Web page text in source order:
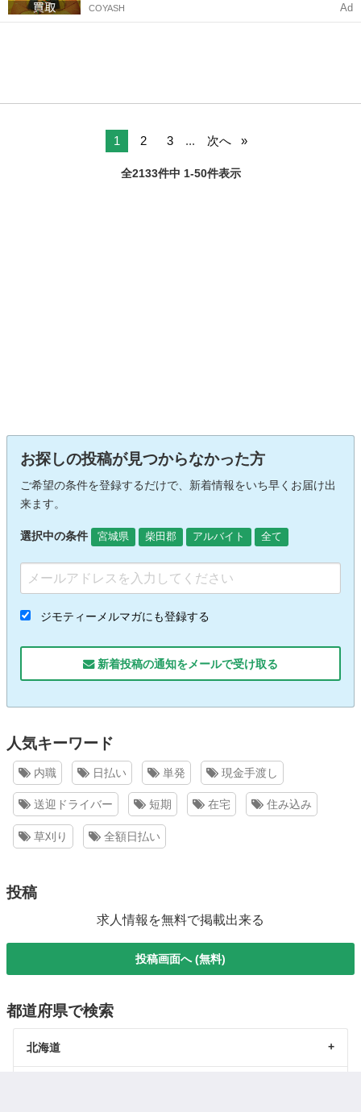
COYASH Ad
1 2 3 ... 次へ
全2133件中 1-50件表示
お探しの投稿が見つからなかった方
ご希望の条件を登録するだけで、新着情報をいち早くお届け出
来ます。
選択中の条件 宮城県 柴田郡 アルバイト 全て
ジモティーメルマガにも登録する
新着投稿の通知をメールで受け取る
人気キーワード
内職 日払い 単発 現金手渡し
送迎ドライバー 短期 在宅 住み込み
草刈り 全額日払い
投稿
求人情報を無料で掲載出来る
投稿画面へ (無料)
都道府県で検索
北海道